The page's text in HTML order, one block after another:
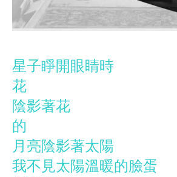
星子睜開眼睛時
花
陰影著花
的
月亮陰影著太陽
我不見太陽溫暖的臉蛋